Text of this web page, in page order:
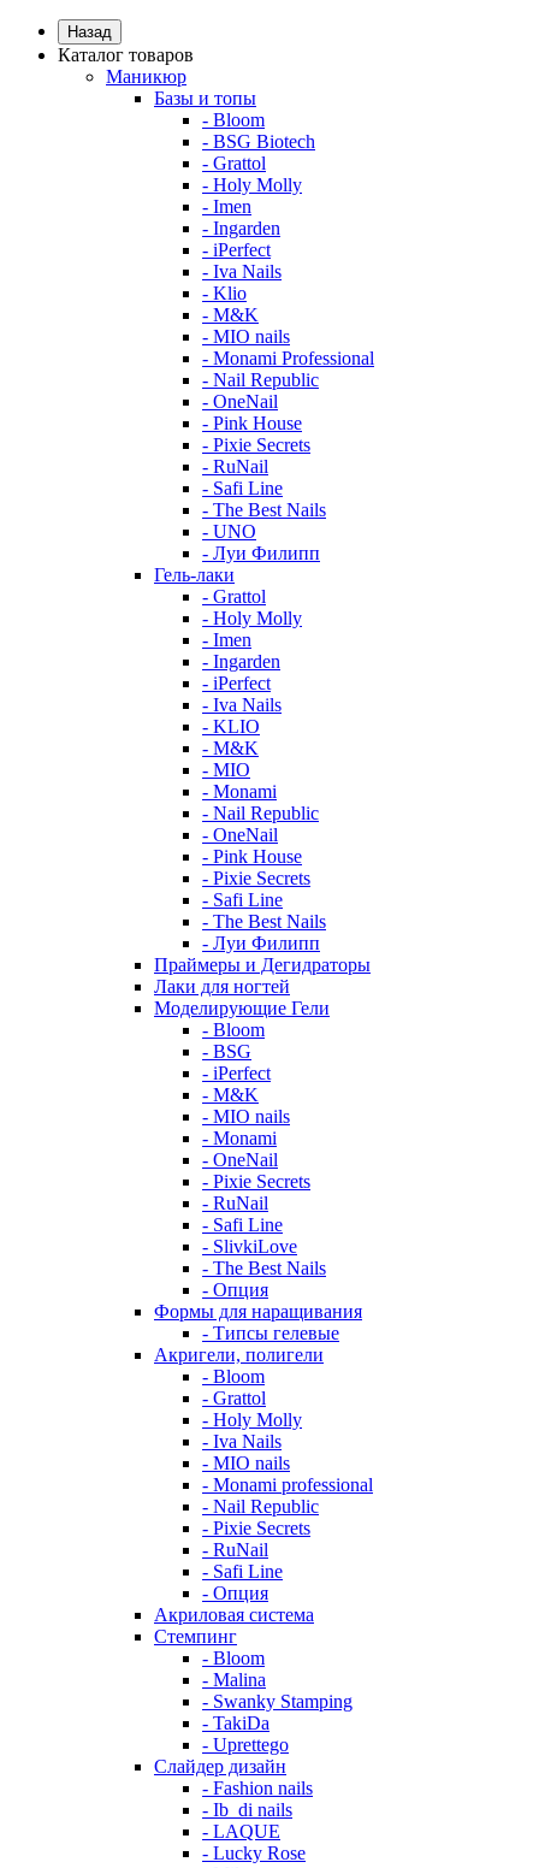
Назад
Каталог товаров
Маникюр
Базы и топы
- Bloom
- BSG Biotech
- Grattol
- Holy Molly
- Imen
- Ingarden
- iPerfect
- Iva Nails
- Klio
- M&K
- MIO nails
- Monami Professional
- Nail Republic
- OneNail
- Pink House
- Pixie Secrets
- RuNail
- Safi Line
- The Best Nails
- UNO
- Луи Филипп
Гель-лаки
- Grattol
- Holy Molly
- Imen
- Ingarden
- iPerfect
- Iva Nails
- KLIO
- M&K
- MIO
- Monami
- Nail Republic
- OneNail
- Pink House
- Pixie Secrets
- Safi Line
- The Best Nails
- Луи Филипп
Праймеры и Дегидраторы
Лаки для ногтей
Моделирующие Гели
- Bloom
- BSG
- iPerfect
- M&K
- MIO nails
- Monami
- OneNail
- Pixie Secrets
- RuNail
- Safi Line
- SlivkiLove
- The Best Nails
- Опция
Формы для наращивания
- Типсы гелевые
Акригели, полигели
- Bloom
- Grattol
- Holy Molly
- Iva Nails
- MIO nails
- Monami professional
- Nail Republic
- Pixie Secrets
- RuNail
- Safi Line
- Опция
Акриловая система
Стемпинг
- Bloom
- Malina
- Swanky Stamping
- TakiDa
- Uprettego
Слайдер дизайн
- Fashion nails
- Ib_di nails
- LAQUE
- Lucky Rose